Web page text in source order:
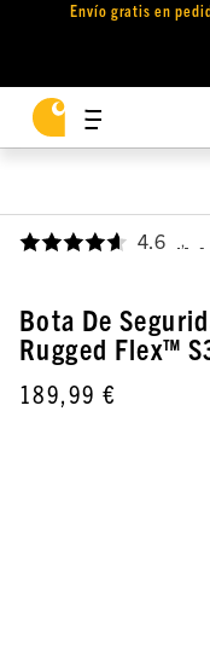
Envío gratis en
4.6 ,
Bota De
Rugged Flex™
189,99 €